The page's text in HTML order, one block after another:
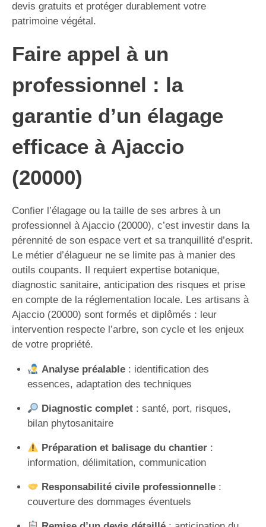
devis gratuits et protéger durablement votre
patrimoine végétal.
Faire appel à un
professionnel : la
garantie d’un élagage
efficace à Ajaccio
(20000)
Confier l’élagage ou la taille de ses arbres à un
professionnel à Ajaccio (20000), c’est investir dans la
pérennité de son espace vert et sa tranquillité d’esprit.
Le métier d’élagueur ne se limite pas à manier des
outils coupants. Il requiert expertise botanique,
diagnostic sanitaire, anticipation des risques et prise
en compte de la réglementation locale. Les artisans à
Ajaccio (20000) sont formés et diplômés : leur
intervention respecte l’arbre, son cycle et les enjeux
de votre propriété.
Analyse préalable: identification des
essences, adaptation des techniques
Diagnostic complet: santé, port, risques,
bilan phytosanitaire
Préparation et balisage du chantier:
information, délimitation, communication
Responsabilité civile professionnelle:
couverture des dommages éventuels